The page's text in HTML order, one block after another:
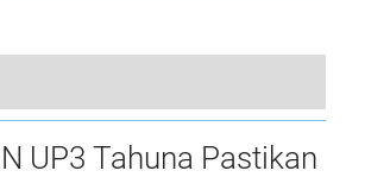
Api Mengamuk di Kakas: Rumah Keluarga Rumambi–Assa Ludes, Kerugian Tembus Rp150 Juta
UP3 Tahuna Pastikan